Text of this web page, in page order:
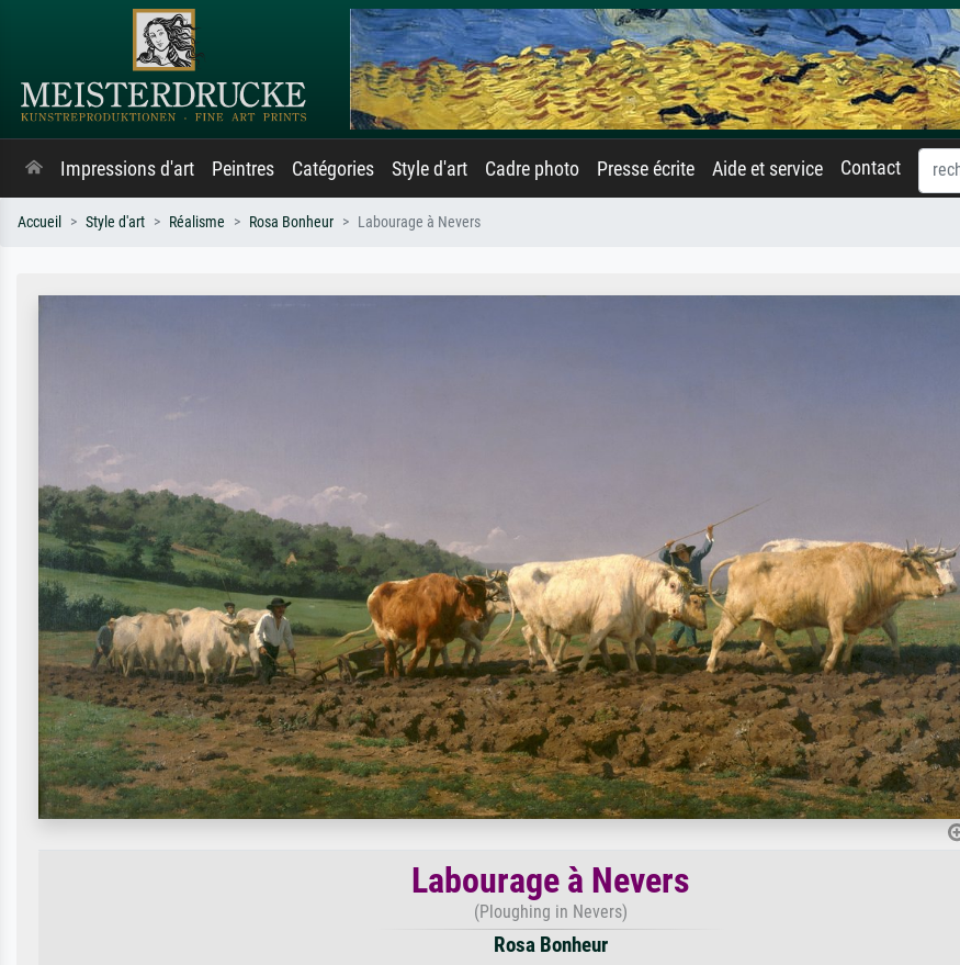
Impressions d'art Peintres Catégories Style d'art Cadre photo Presse écrite Aide et service Contact
Accueil Style d'art Réalisme Rosa Bonheur Labourage à Nevers
Labourage à Nevers
(Ploughing in Nevers)
Rosa Bonheur